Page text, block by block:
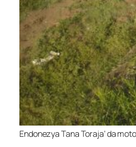
Endonezya Tana Toraja’ da